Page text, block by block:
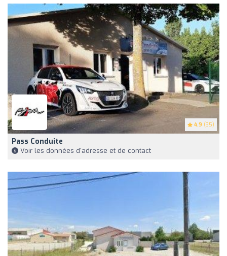
4.9 (35)
Pass Conduite
Voir les données d'adresse et de contact